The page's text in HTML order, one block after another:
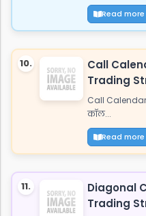
Read more
10.
Call
Trading
Call
कॉल...
Read more
11.
Diagonal
Trading